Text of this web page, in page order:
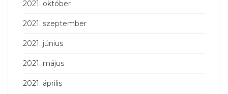
2021. október
2021. szeptember
2021. június
2021. május
2021. április